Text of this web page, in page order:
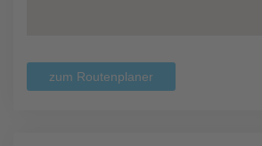
zum Routenplaner